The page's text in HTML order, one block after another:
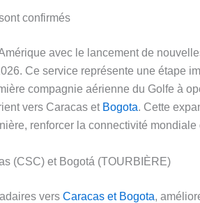
confirmés
avec le lancement de
Ce service représente une étape
compagnie aérienne du Golfe à
vers Caracas et Bogota. Cette
renforcer la connectivité mondiale
(CSC) et Bogotá (TOURBIÈRE)
vers Caracas et Bogota,